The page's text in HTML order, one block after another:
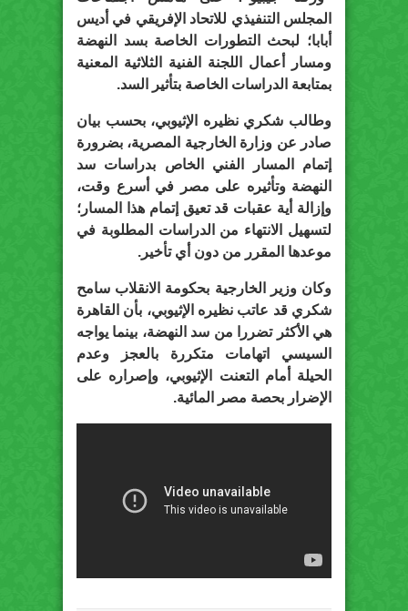
المجلس التنفيذي للاتحاد الإفريقي في أديس
أبابا؛ لبحث التطورات الخاصة بسد النهضة
ومسار أعمال اللجنة الفنية الثلاثية المعنية
بمتابعة الدراسات الخاصة بتأثير السد.
وطالب شكري نظيره الإثيوبي، بحسب بيان
صادر عن وزارة الخارجية المصرية، بضرورة
إتمام المسار الفني الخاص بدراسات سد
النهضة وتأثيره على مصر في أسرع وقت،
وإزالة أية عقبات قد تعيق إتمام هذا المسار؛
لتسهيل الانتهاء من الدراسات المطلوبة في
موعدها المقرر من دون أي تأخير.
وكان وزير الخارجية بحكومة الانقلاب سامح
شكري قد عاتب نظيره الإثيوبي، بأن القاهرة
هي الأكثر تضررا من سد النهضة، بينما يواجه
السيسي اتهامات متكررة بالعجز وعدم
الحيلة أمام التعنت الإثيوبي، وإصراره على
الإضرار بحصة مصر المائية.